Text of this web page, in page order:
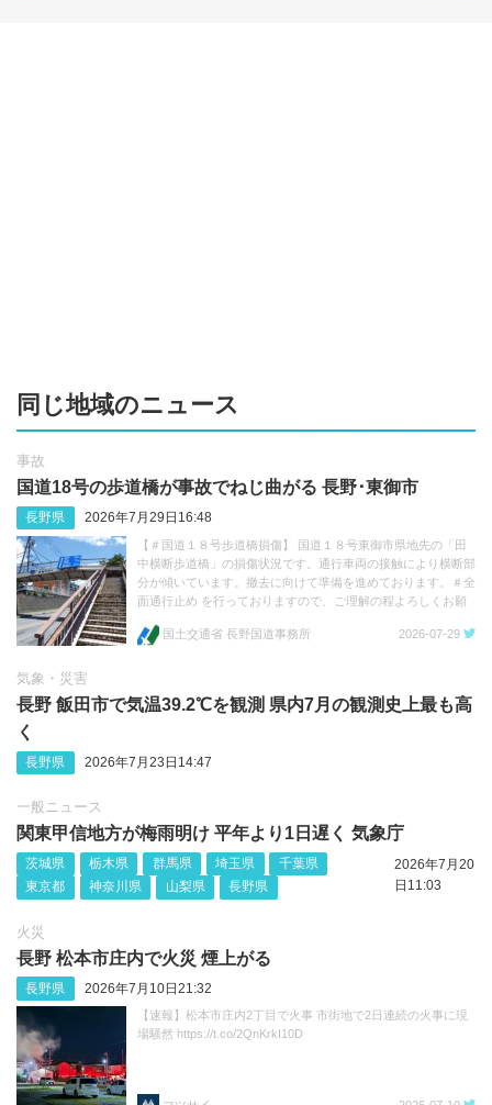
同じ地域のニュース
事故
国道18号の歩道橋が事故でねじ曲がる 長野･‬東御市
長野県 2026年7月29日16:48
【＃国道１８号歩道橋損傷】 国道１８号東御市県地先の「田
中横断歩道橋」の損傷状況です。通行車両の接触により横断部
分が傾いています。撤去に向けて準備を進めております。＃全
面通行止め を行っておりますので、ご理解の程よろしくお願
国土交通省 長野国道事務所
2026-07-29
気象・災害
長野 飯田市で気温39.2℃を観測 県内7月の観測史上最も高
く
長野県 2026年7月23日14:47
一般ニュース
関東甲信地方が梅雨明け 平年より1日遅く 気象庁
茨城県 栃木県 群馬県 埼玉県
千葉県
東京都
神奈川県 山梨県 長野県
2026年7月20
日11:03
火災
長野 松本市庄内で火災 煙上がる
長野県 2026年7月10日21:32
【速報】松本市庄内2丁目で火事 市街地で2日連続の火事に現
場騒然 https://t.co/2QnKrkI10D